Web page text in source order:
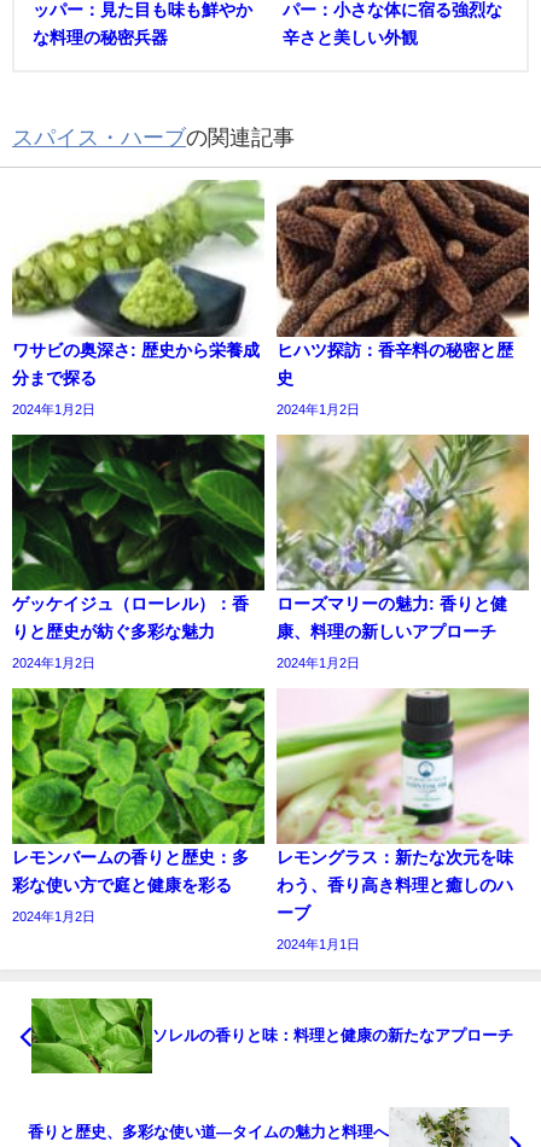
ッパー：見た目も味も鮮やか
な料理の秘密兵器
パー：小さな体に宿る強烈な
辛さと美しい外観
スパイス・ハーブの関連記事
ワサビの奥深さ: 歴史から栄養成
分まで探る
2024年1月2日
ヒハツ探訪：香辛料の秘密と歴
史
2024年1月2日
ゲッケイジュ（ローレル）：香
りと歴史が紡ぐ多彩な魅力
2024年1月2日
ローズマリーの魅力: 香りと健
康、料理の新しいアプローチ
2024年1月2日
レモンバームの香りと歴史：多
彩な使い方で庭と健康を彩る
2024年1月2日
レモングラス：新たな次元を味
わう、香り高き料理と癒しのハ
ーブ
2024年1月1日
ソレルの香りと味：料理と健康の新たなアプローチ
香りと歴史、多彩な使い道―タイムの魅力と料理へ